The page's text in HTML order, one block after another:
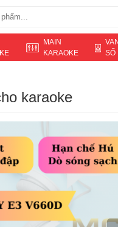
MAIN
KARAOKE
SỐ
karaoke